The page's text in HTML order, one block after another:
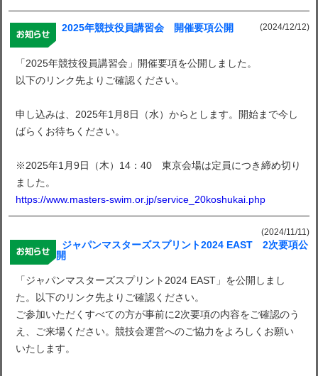
(2024/12/12)
2025年競技役員講習会 開催要項公開
「2025年競技役員講習会」開催要項を公開しました。
以下のリンク先よりご確認ください。
申し込みは、2025年1月8日（水）からとします。開始まで今し
ばらくお待ちください。
※2025年1月9日（木）14：40 東京会場は定員につき締め切り
ました。
https://www.masters-swim.or.jp/service_20koshukai.php
(2024/11/11)
ジャパンマスターズスプリント2024 EAST 2次要項公
開
「ジャパンマスターズスプリント2024 EAST」を公開しまし
た。以下のリンク先よりご確認ください。
ご参加いただくすべての方が事前に2次要項の内容をご確認のう
え、ご来場ください。競技会運営へのご協力をよろしくお願い
いたします。